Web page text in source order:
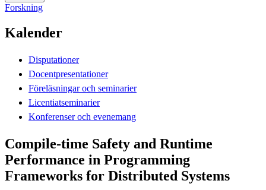
Forskning
Kalender
Disputationer
Docentpresentationer
Föreläsningar och seminarier
Licentiatseminarier
Konferenser och evenemang
Compile-time Safety and Runtime
Performance in Programming
Frameworks for Distributed Systems